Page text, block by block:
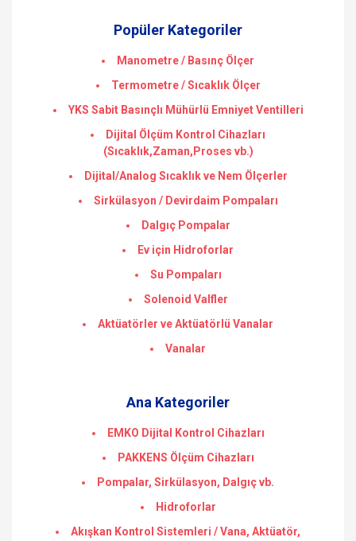
Popüler Kategoriler
Manometre / Basınç Ölçer
Termometre / Sıcaklık Ölçer
YKS Sabit Basınçlı Mühürlü Emniyet Ventilleri
Dijital Ölçüm Kontrol Cihazları
(Sıcaklık,Zaman,Proses vb.)
Dijital/Analog Sıcaklık ve Nem Ölçerler
Sirkülasyon / Devirdaim Pompaları
Dalgıç Pompalar
Ev için Hidroforlar
Su Pompaları
Solenoid Valfler
Aktüatörler ve Aktüatörlü Vanalar
Vanalar
Ana Kategoriler
EMKO Dijital Kontrol Cihazları
PAKKENS Ölçüm Cihazları
Pompalar, Sirkülasyon, Dalgıç vb.
Hidroforlar
Akışkan Kontrol Sistemleri / Vana, Aktüatör,